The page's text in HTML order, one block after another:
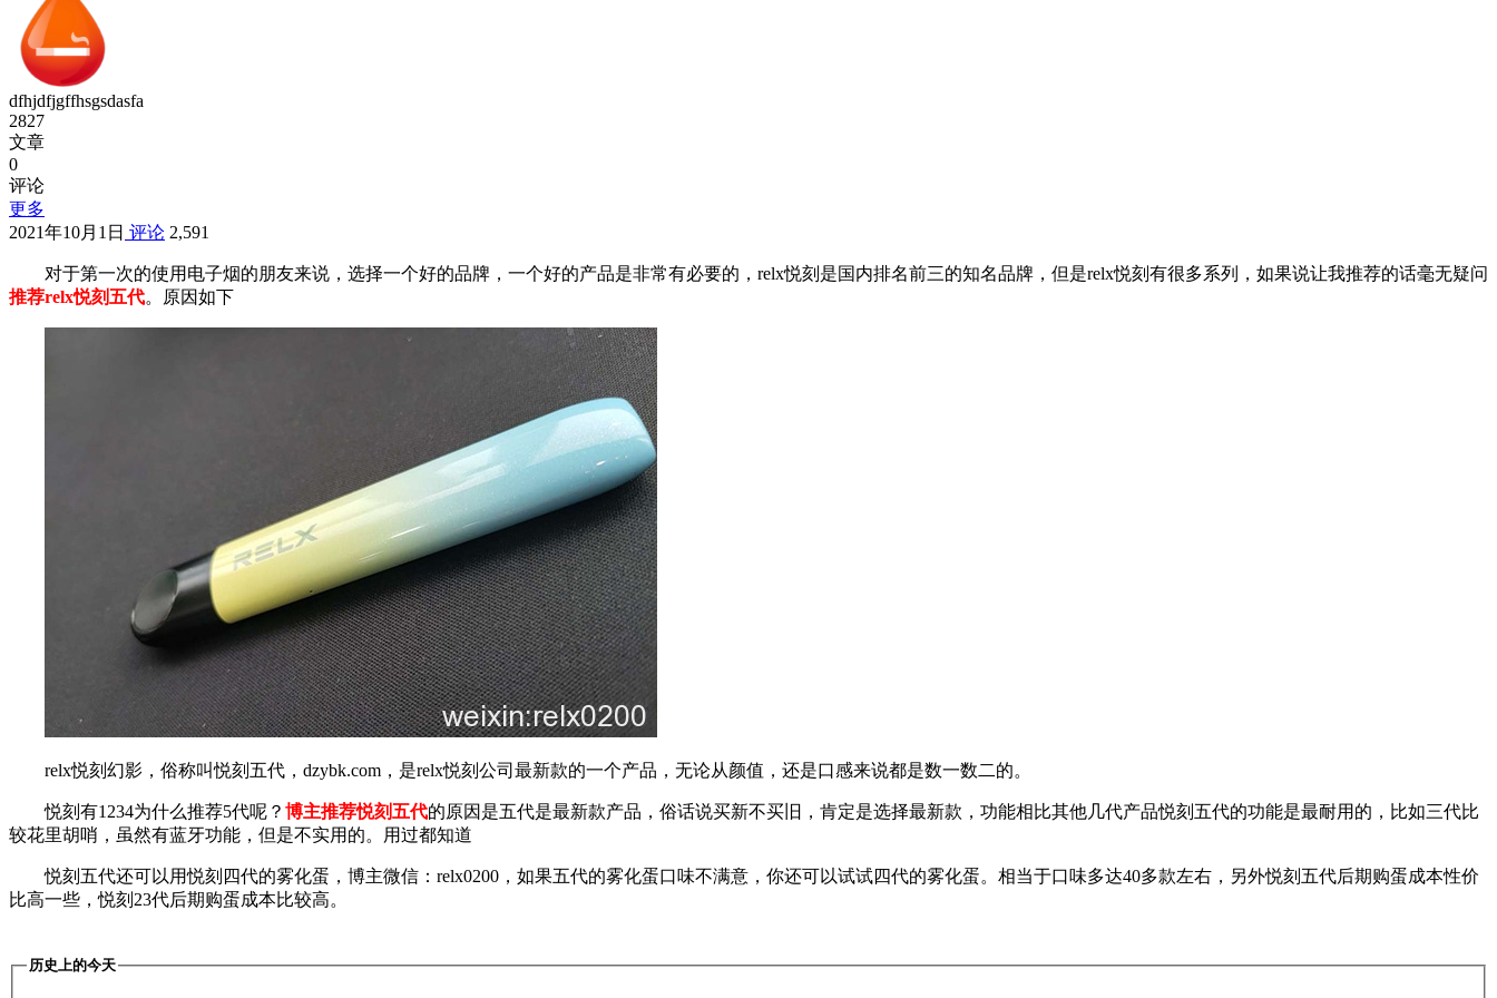
dfhjdfjgffhsgsdasfa
2827
文章
0
评论
更多
2021年10月1日 评论 2,591
对于第一次的使用电子烟的朋友来说，选择一个好的品牌，一个好的产品是非常有必要的，relx悦刻是国内排名前三的知名品牌，但是relx悦刻有很多系列，如果说让我推荐的话毫无疑问
推荐relx悦刻五代。原因如下
relx悦刻幻影，俗称叫悦刻五代，dzybk.com，是relx悦刻公司最新款的一个产品，无论从颜值，还是口感来说都是数一数二的。
悦刻有1234为什么推荐5代呢？ 博主推荐悦刻五代的原因是五代是最新款产品，俗话说买新不买旧，肯定是选择最新款，功能相比其他几代产品悦刻五代的功能是最耐用的，比如三代比
较花里胡哨，虽然有蓝牙功能，但是不实用的。用过都知道
悦刻五代还可以用悦刻四代的雾化蛋，博主微信：relx0200，如果五代的雾化蛋口味不满意，你还可以试试四代的雾化蛋。相当于口味多达40多款左右，另外悦刻五代后期购蛋成本性价
比高一些，悦刻23代后期购蛋成本比较高。
历史上的今天